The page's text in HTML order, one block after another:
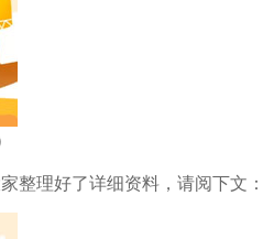
整理好了详细资料，请阅下文：